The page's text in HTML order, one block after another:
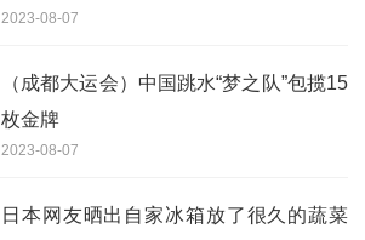
2023-08-07
（成都大运会）中国跳水“梦之队”包揽15
枚金牌
2023-08-07
日本网友晒出自家冰箱放了很久的蔬菜